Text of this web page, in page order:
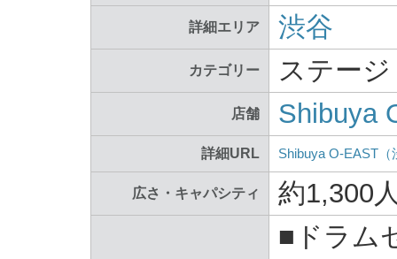
詳細エリア 渋谷
カテゴリー ステージ
店舗 Shibuya
詳細URL Shibuya O-EAST
広さ・キャパシティ 約1,300
■ドラム